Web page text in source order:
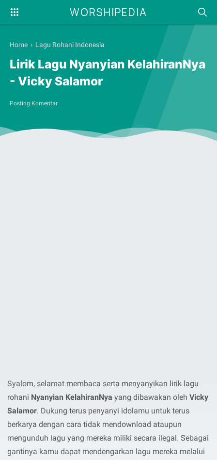
WORSHIPEDIA
Home › Lagu Rohani Indonesia
Lirik Lagu Nyanyian KelahiranNya
- Vicky Salamor
Posting Komentar
Syalom, selamat membaca serta menyanyikan lirik lagu
rohani Nyanyian KelahiranNya yang dibawakan oleh Vicky
Salamor. Dukung terus penyanyi idolamu untuk terus
berkarya dengan cara tidak mendownload ataupun
mengunduh lagu yang mereka miliki secara ilegal. Sebagai
gantinya kamu dapat mendengarkan lagu mereka melalui